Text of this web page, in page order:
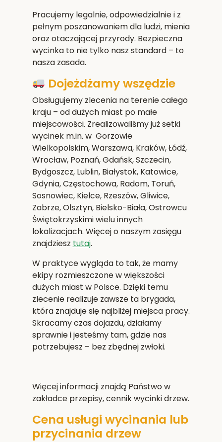
Pracujemy legalnie, odpowiedzialnie i z
pełnym poszanowaniem dla ludzi, mienia
oraz otaczającej przyrody. Bezpieczna
wycinka to nie tylko nasz standard – to
nasza zasada.
Dojeżdżamy wszędzie
Obsługujemy zlecenia na terenie całego
kraju – od dużych miast po małe
miejscowości. Zrealizowaliśmy już setki
wycinek m.in. w Gorzowie
Wielkopolskim,Warszawa, Kraków, Łódź,
Wrocław, Poznań, Gdańsk, Szczecin,
Bydgoszcz, Lublin, Białystok, Katowice,
Gdynia, Częstochowa, Radom, Toruń,
Sosnowiec, Kielce, Rzeszów, Gliwice,
Zabrze, Olsztyn, Bielsko-Biała, Ostrowcu
Świętokrzyskimi wielu innych
lokalizacjach. Więcej o naszym zasięgu
znajdziesz tutaj.
W praktyce wygląda to tak, że mamy
ekipy rozmieszczone w większości
dużych miast w Polsce. Dzięki temu
zlecenie realizuje zawsze ta brygada,
która znajduje się najbliżej miejsca pracy.
Skracamy czas dojazdu, działamy
sprawnie i jesteśmy tam, gdzie nas
potrzebujesz – bez zbędnej zwłoki.
Więcej informacji znajdą Państwo w
zakładce przepisy, cennik wycinki drzew.
Cena usługi wycinania lub
przycinania drzew